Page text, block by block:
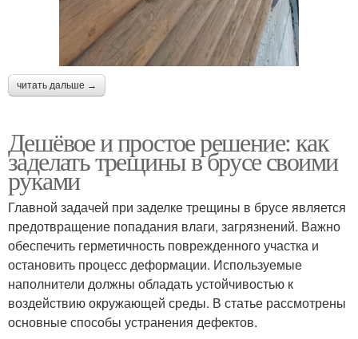
читать дальше →
Дешёвое и простое решение: как
заделать трещины в брусе своими
руками
Главной задачей при заделке трещины в брусе является
предотвращение попадания влаги, загрязнений. Важно
обеспечить герметичность поврежденного участка и
остановить процесс деформации. Используемые
наполнители должны обладать устойчивостью к
воздействию окружающей среды. В статье рассмотрены
основные способы устранения дефектов.